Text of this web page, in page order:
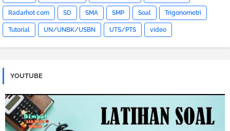
Radarhot com SD SMA SMP Soal Trigonometri
Tutorial UN/UNBK/USBN UTS/PTS video
YOUTUBE